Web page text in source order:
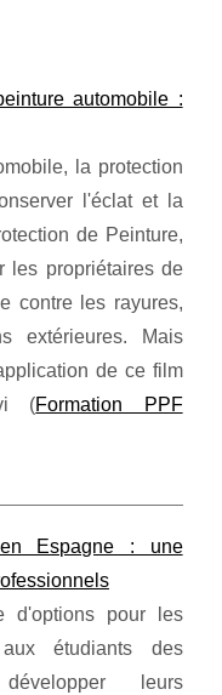
automobile :
la protection
l'éclat et la
de Peinture,
les propriétaires de
contre les rayures,
extérieures. Mais
de ce film
(Formation PPF
Espagne : une
d'options pour les
étudiants des
leurs